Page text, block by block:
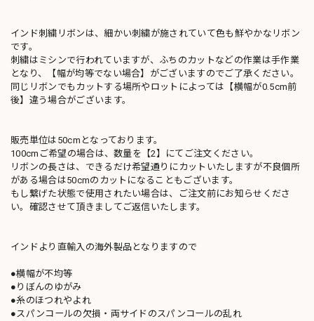
インド刺繍リボンは、細かい刺繍が施されていて色も鮮やかなリボン
です。
刺繍はミシンで行われていますが、ふちのカットなどの作業は手作業
となり、【幅が均等でない場合】がございますのでご了承ください。
同じリボンでもカットする場所やロットによっては【横幅が0.5cm前
後】違う場合がございます。
販売単位は50cmとなっております。
100cmご希望の場合は、数量を【2】にてご注文ください。
リボンの長さは、できるだけ希望通りにカットいたしますが不良個所
がある場合は50cmのカットになることもございます。
もし繋げた状態で使用されたい場合は、ご注文前にお知らせくださ
い。確認させて頂きましてご返信いたします。
インドより直輸入の海外製品となりますので
●横幅が不均等
●りぼんのゆがみ
●糸のほつれやよれ
●スパンコールの欠損・両サイドのスパンコールの乱れ